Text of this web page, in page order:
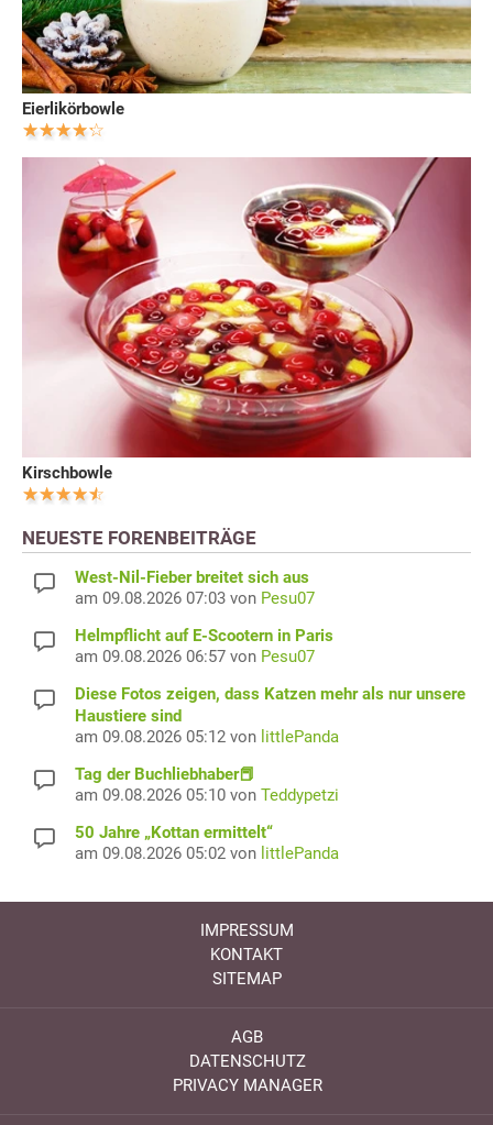
Eierlikörbowle
Kirschbowle
NEUESTE FORENBEITRÄGE
West-Nil-Fieber breitet sich aus
am 09.08.2026 07:03 von Pesu07
Helmpflicht auf E-Scootern in Paris
am 09.08.2026 06:57 von Pesu07
Diese Fotos zeigen, dass Katzen mehr als nur unsere
Haustiere sind
am 09.08.2026 05:12 von littlePanda
Tag der Buchliebhaber📕
am 09.08.2026 05:10 von Teddypetzi
50 Jahre „Kottan ermittelt“
am 09.08.2026 05:02 von littlePanda
IMPRESSUM
KONTAKT
SITEMAP
AGB
DATENSCHUTZ
PRIVACY MANAGER